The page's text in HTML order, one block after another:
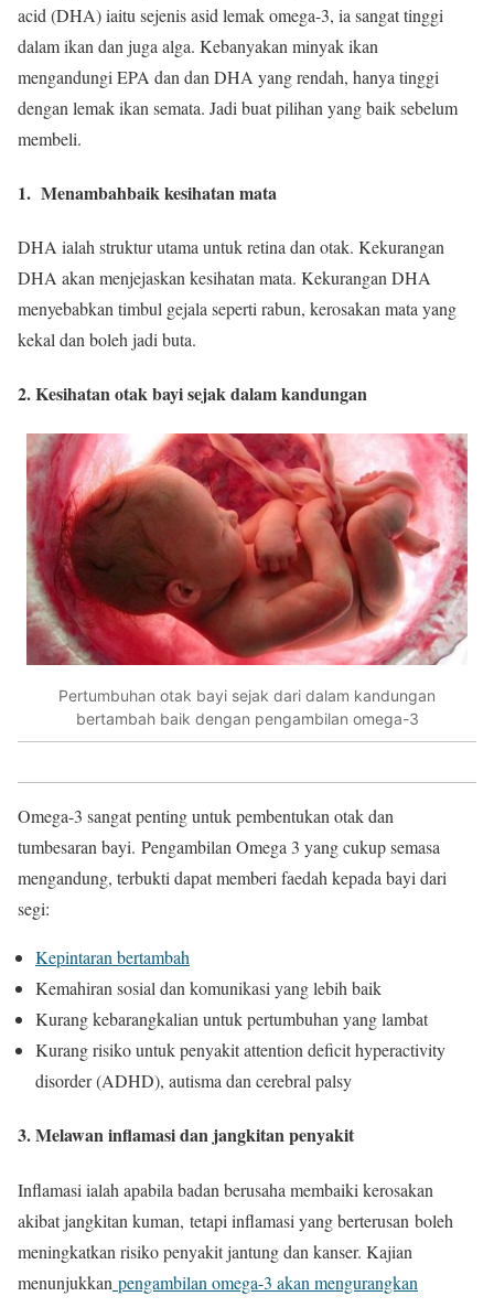
acid (DHA) iaitu sejenis asid lemak omega-3, ia sangat tinggi
dalam ikan dan juga alga. Kebanyakan minyak ikan
mengandungi EPA dan dan DHA yang rendah, hanya tinggi
dengan lemak ikan semata. Jadi buat pilihan yang baik sebelum
membeli.
1. Menambahbaik kesihatan mata
DHA ialah struktur utama untuk retina dan otak. Kekurangan
DHA akan menjejaskan kesihatan mata. Kekurangan DHA
menyebabkan timbul gejala seperti rabun, kerosakan mata yang
kekal dan boleh jadi buta.
2. Kesihatan otak bayi sejak dalam kandungan
Pertumbuhan otak bayi sejak dari dalam kandungan
bertambah baik dengan pengambilan omega-3
Omega-3 sangat penting untuk pembentukan otak dan
tumbesaran bayi. Pengambilan Omega 3 yang cukup semasa
mengandung, terbukti dapat memberi faedah kepada bayi dari
segi:
Kepintaran bertambah
Kemahiran sosial dan komunikasi yang lebih baik
Kurang kebarangkalian untuk pertumbuhan yang lambat
Kurang risiko untuk penyakit attention deficit hyperactivity
disorder (ADHD), autisma dan cerebral palsy
3. Melawan inflamasi dan jangkitan penyakit
Inflamasi ialah apabila badan berusaha membaiki kerosakan
akibat jangkitan kuman, tetapi inflamasi yang berterusan boleh
meningkatkan risiko penyakit jantung dan kanser. Kajian
menunjukkan pengambilan omega-3 akan mengurangkan